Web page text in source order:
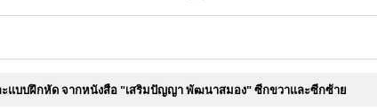
ะแบบฝึกหัด จากหนังสือ "เสริมปัญญา พัฒนาสมอง" ซีกขวาและซีกซ้าย